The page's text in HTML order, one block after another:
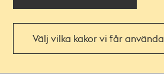
Välj vilka kakor vi får använda